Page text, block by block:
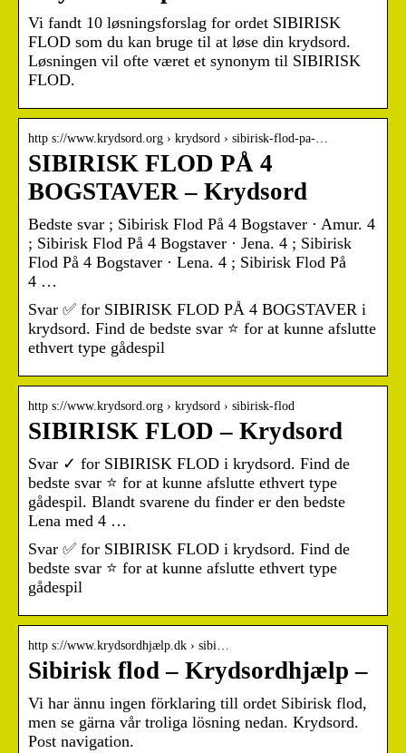
Vi fandt 10 løsningsforslag for ordet SIBIRISK
FLOD som du kan bruge til at løse din krydsord.
Løsningen vil ofte været et synonym til SIBIRISK
FLOD.
http s://www.krydsord.org › krydsord › sibirisk-flod-pa-…
SIBIRISK FLOD PÅ 4
BOGSTAVER – Krydsord
Bedste svar ; Sibirisk Flod På 4 Bogstaver · Amur. 4
; Sibirisk Flod På 4 Bogstaver · Jena. 4 ; Sibirisk
Flod På 4 Bogstaver · Lena. 4 ; Sibirisk Flod På
4 …
Svar ✅ for SIBIRISK FLOD PÅ 4 BOGSTAVER i
krydsord. Find de bedste svar ⭐ for at kunne afslutte
ethvert type gådespil
http s://www.krydsord.org › krydsord › sibirisk-flod
SIBIRISK FLOD – Krydsord
Svar ✓ for SIBIRISK FLOD i krydsord. Find de
bedste svar ⭐ for at kunne afslutte ethvert type
gådespil. Blandt svarene du finder er den bedste
Lena med 4 …
Svar ✅ for SIBIRISK FLOD i krydsord. Find de
bedste svar ⭐ for at kunne afslutte ethvert type
gådespil
http s://www.krydsordhjælp.dk › sibi…
Sibirisk flod – Krydsordhjælp –
Vi har ännu ingen förklaring till ordet Sibirisk flod,
men se gärna vår troliga lösning nedan. Krydsord.
Post navigation.